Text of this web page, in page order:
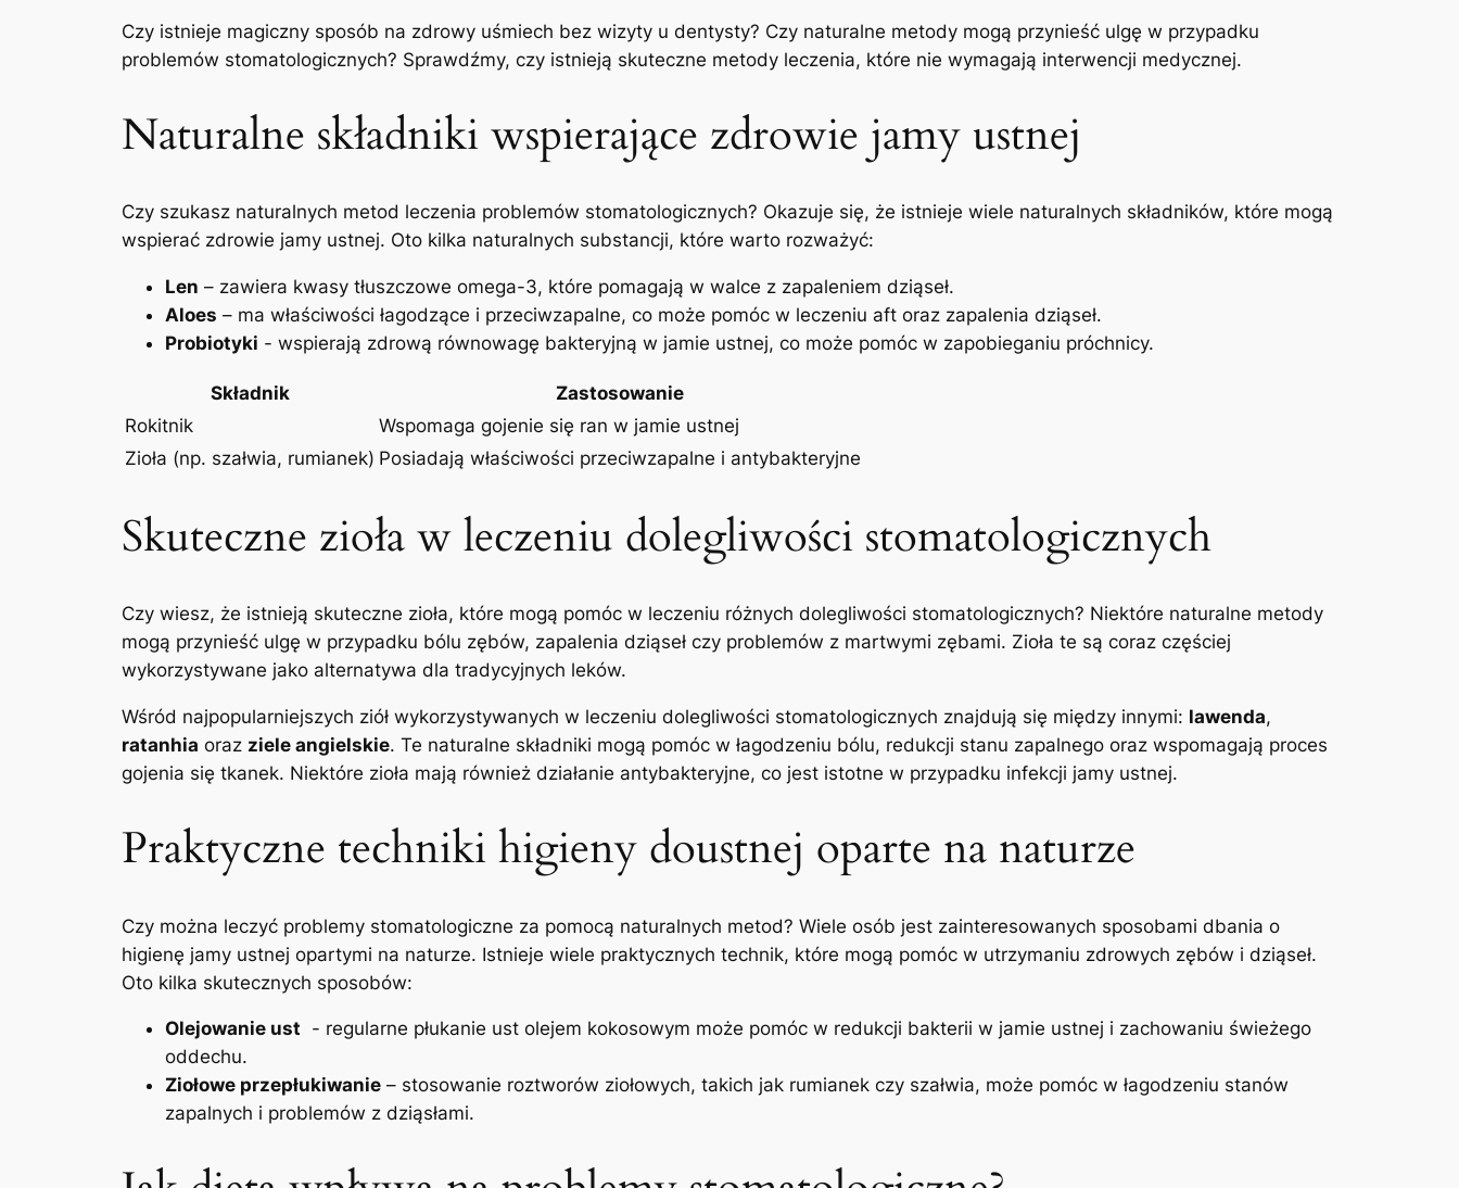
Czy​ istnieje magiczny sposób na ‍zdrowy uśmiech bez wizyty u dentysty? Czy ⁣naturalne metody mogą przynieść ulgę w​ przypadku
problemów⁢ stomatologicznych? Sprawdźmy, ⁤czy istnieją skuteczne ‍metody leczenia, które nie wymagają interwencji medycznej.
Naturalne składniki wspierające zdrowie ‌jamy ustnej
Czy szukasz ⁤naturalnych‌ metod leczenia ⁣problemów stomatologicznych? Okazuje się, ‌że istnieje wiele naturalnych składników, które mogą⁤
wspierać zdrowie jamy ⁤ustnej. Oto kilka naturalnych substancji, które warto rozważyć:
Len – zawiera ⁢kwasy tłuszczowe omega-3, które pomagają w walce z zapaleniem dziąseł.
Aloes – ‍ma właściwości⁤ łagodzące i przeciwzapalne, ⁣co może ‍pomóc w leczeniu aft oraz zapalenia‌ dziąseł.
Probiotyki -⁢ wspierają zdrową równowagę bakteryjną w ​jamie ustnej, co może pomóc w zapobieganiu⁤ próchnicy.
Składnik
Zastosowanie
Rokitnik
Wspomaga gojenie​ się ran w⁤ jamie ​ustnej
Zioła (np. szałwia,​ rumianek) Posiadają właściwości przeciwzapalne i antybakteryjne
Skuteczne zioła ⁢w leczeniu dolegliwości stomatologicznych
Czy wiesz,‌ że istnieją skuteczne zioła, które mogą pomóc w leczeniu‌ różnych dolegliwości stomatologicznych? Niektóre naturalne metody
mogą przynieść ulgę ‌w przypadku ‍bólu zębów, zapalenia dziąseł ‍czy problemów z martwymi zębami.⁣ Zioła ‌te są coraz​ częściej
wykorzystywane jako alternatywa dla tradycyjnych leków.
Wśród najpopularniejszych ziół wykorzystywanych w ⁤leczeniu dolegliwości stomatologicznych znajdują ​się między ‍innymi: lawenda,
ratanhia oraz ziele angielskie. ⁣Te⁢ naturalne składniki mogą pomóc w łagodzeniu⁤ bólu, ⁢redukcji stanu zapalnego oraz wspomagają proces
gojenia się ‍tkanek. Niektóre zioła mają również działanie antybakteryjne,‌ co ⁣jest istotne ‍w⁤ przypadku infekcji jamy⁣ ustnej.
Praktyczne techniki ⁣higieny⁢ doustnej‌ oparte​ na naturze
Czy można leczyć problemy ⁤stomatologiczne za pomocą ‍naturalnych metod? Wiele osób jest zainteresowanych sposobami dbania o⁤
higienę jamy ustnej ⁢opartymi na naturze. Istnieje wiele‍ praktycznych ‍technik, które mogą pomóc w utrzymaniu zdrowych zębów i dziąseł.
Oto ⁣kilka ‍skutecznych sposobów:
Olejowanie ust ⁤ -‍ regularne płukanie ust olejem kokosowym​ może ‍pomóc w redukcji bakterii w jamie ustnej i zachowaniu świeżego
oddechu.
Ziołowe przepłukiwanie – ⁢stosowanie roztworów ‌ziołowych, takich jak rumianek czy szałwia, może ‍pomóc ⁤w łagodzeniu stanów
zapalnych i​ problemów z dziąsłami.